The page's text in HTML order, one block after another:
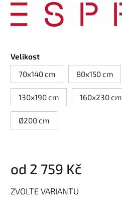
Velikost
70x140 cm
80x150 cm
130x190 cm 160x230 cm
Ø200 cm
od 2 759 Kč
ZVOLTE VARIANTU